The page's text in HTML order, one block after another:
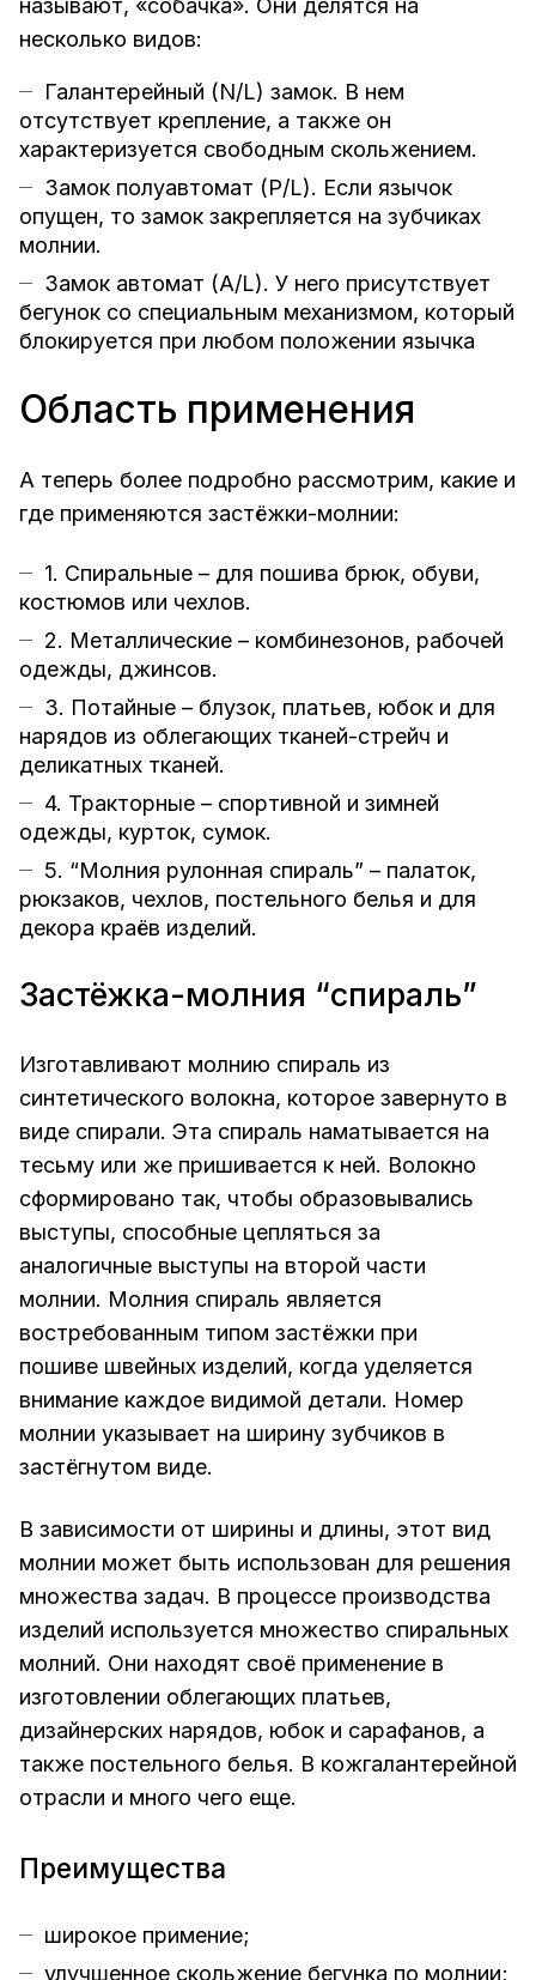
называют, «собачка». Они делятся на
несколько видов:
Галантерейный (N/L) замок. В нем
отсутствует крепление, а также он
характеризуется свободным скольжением.
Замок полуавтомат (P/L). Если язычок
опущен, то замок закрепляется на зубчиках
молнии.
Замок автомат (A/L). У него присутствует
бегунок со специальным механизмом, который
блокируется при любом положении язычка
Область применения
А теперь более подробно рассмотрим, какие и
где применяются застёжки-молнии:
1. Спиральные – для пошива брюк, обуви,
костюмов или чехлов.
2. Металлические – комбинезонов, рабочей
одежды, джинсов.
3. Потайные – блузок, платьев, юбок и для
нарядов из облегающих тканей-стрейч и
деликатных тканей.
4. Тракторные – спортивной и зимней
одежды, курток, сумок.
5. “Молния рулонная спираль” – палаток,
рюкзаков, чехлов, постельного белья и для
декора краёв изделий.
Застёжка-молния “спираль”
Изготавливают молнию спираль из
синтетического волокна, которое завернуто в
виде спирали. Эта спираль наматывается на
тесьму или же пришивается к ней. Волокно
сформировано так, чтобы образовывались
выступы, способные цепляться за
аналогичные выступы на второй части
молнии. Молния спираль является
востребованным типом застёжки при
пошиве швейных изделий, когда уделяется
внимание каждое видимой детали. Номер
молнии указывает на ширину зубчиков в
застёгнутом виде.
В зависимости от ширины и длины, этот вид
молнии может быть использован для решения
множества задач. В процессе производства
изделий используется множество спиральных
молний. Они находят своё применение в
изготовлении облегающих платьев,
дизайнерских нарядов, юбок и сарафанов, а
также постельного белья. В кожгалантерейной
отрасли и много чего еще.
Преимущества
широкое примение;
улучшенное скольжение бегунка по молнии;